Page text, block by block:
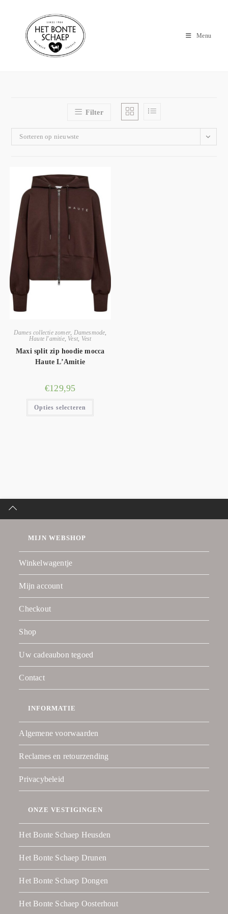
Menu
Filter
Sorteren op nieuwste
Dames collectie zomer, Damesmode
Haute l'amitie, Vest, Vest
Maxi split zip hoodie mocca
Haute L’Amitie
€129,95
Opties selecteren
MIJN WEBSHOP
Winkelwagentje
Mijn account
Checkout
Shop
Uw cadeaubon tegoed
Contact
INFORMATIE
Algemene voorwaarden
Reclames en retourzending
Privacybeleid
ONZE VESTIGINGEN
Het Bonte Schaep Heusden
Het Bonte Schaep Drunen
Het Bonte Schaep Dongen
Het Bonte Schaep Oosterhout